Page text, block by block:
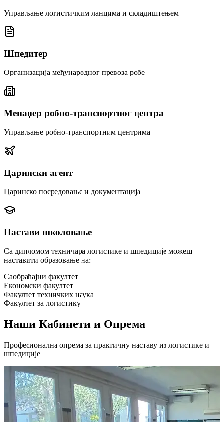
Управљање логистичким ланцима и складиштењем
Шпедитер
Организација међународног превоза робе
Менаџер робно-транспортног центра
Управљање робно-транспортним центрима
Царински агент
Царинско посредовање и документација
Настави школовање
Са дипломом техничара логистике и шпедиције можеш
наставити образовање на:
Саобраћајни факултет
Економски факултет
Факултет техничких наука
Факултет за логистику
Наши Кабинети и Опрема
Професионална опрема за практичну наставу из логистике и
шпедиције